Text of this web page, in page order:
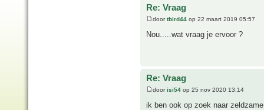
Re: Vraag
doortbird44 op 22 maart 2019 05:57
Nou.....wat vraag je ervoor ?
Re: Vraag
doorisi54 op 25 nov 2020 13:14
ik ben ook op zoek naar